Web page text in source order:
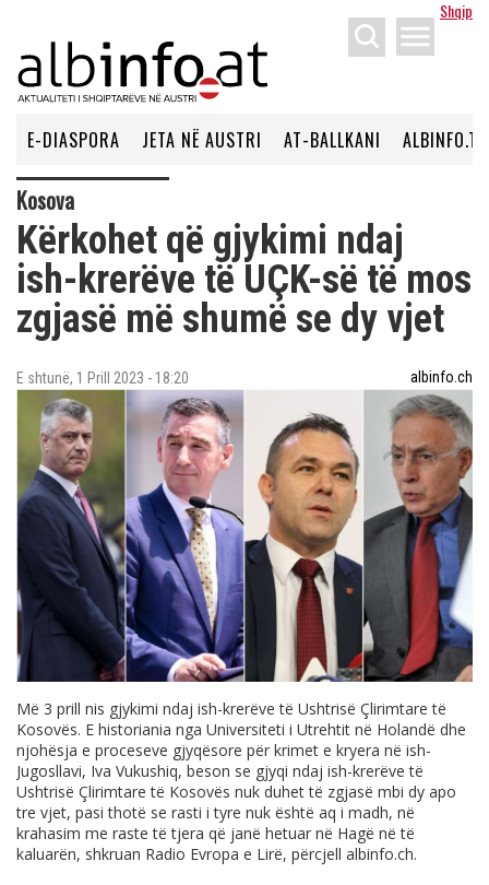
Shqip
menu
E-DIASPORA JETA NË AUSTRI AT-BALLKANI ALBINFO.TV
Kosova
Kërkohet që gjykimi ndaj
ish-krerëve të UÇK-së të mos
zgjasë më shumë se dy vjet
E shtunë, 1 Prill 2023 - 18:20 albinfo.ch
Më 3 prill nis gjykimi ndaj ish-krerëve të Ushtrisë Çlirimtare të
Kosovës. E historiania nga Universiteti i Utrehtit në Holandë dhe
njohësja e proceseve gjyqësore për krimet e kryera në ish-
Jugosllavi, Iva Vukushiq, beson se gjyqi ndaj ish-krerëve të
Ushtrisë Çlirimtare të Kosovës nuk duhet të zgjasë mbi dy apo
tre vjet, pasi thotë se rasti i tyre nuk është aq i madh, në
krahasim me raste të tjera që janë hetuar në Hagë në të
kaluarën, shkruan Radio Evropa e Lirë, përcjell albinfo.ch.